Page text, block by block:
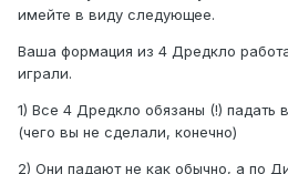
имейте в виду следующее.
Ваша формация из 4 Дредкло
играли.
1) Все 4 Дредкло обязаны (!) падать
(чего вы не сделали, конечно)
2) Они падают не как обычно, а по